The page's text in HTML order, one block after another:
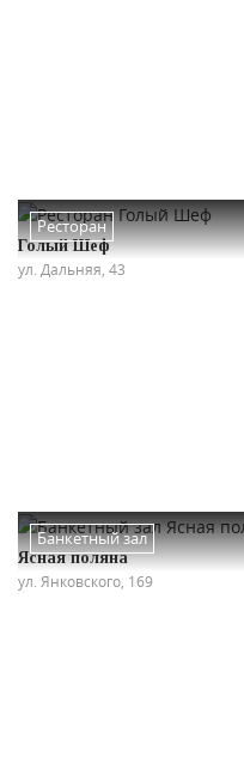
Ресторан
Голый Шеф
ул. Дальняя, 43
Банкетный зал
Ясная поляна
ул. Янковского, 169